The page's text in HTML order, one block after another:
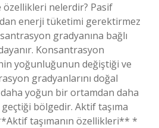
özellikleri nelerdir? Pasif
enerji tüketimi gerektirmez
gradyanına bağlı
Konsantrasyon
yoğunluğunun değiştiği ve
gradyanlarını doğal
yoğun bir ortamdan daha
bölgedir. Aktif taşıma
taşımanın özellikleri** *